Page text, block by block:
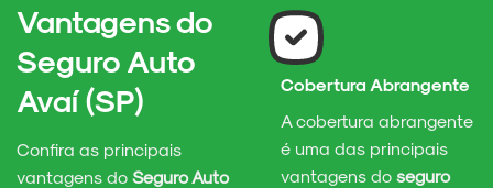
Vantagens do
Seguro Auto
Avaí (SP)
Confira as principais
vantagens do Seguro Auto
Cobertura Abrangente
A cobertura abrangente
é uma das principais
vantagens do seguro